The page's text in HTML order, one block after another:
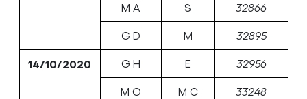
M A S 32866
G D M 32895
14/10/2020 G H E 32956
M O M C 33248